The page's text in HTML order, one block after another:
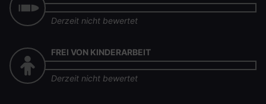
Derzeit nicht bewertet
FREI VON KINDERARBEIT
Derzeit nicht bewertet